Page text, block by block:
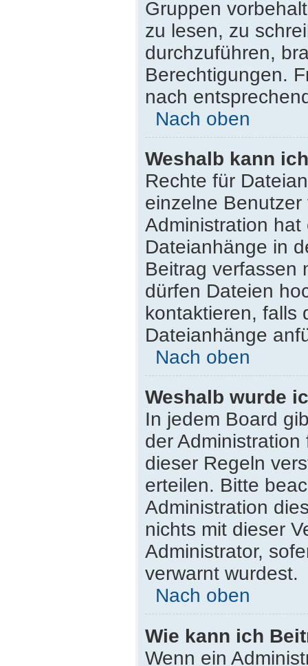
Gruppen
zu lesen, zu
durchzuführen,
Berechtigungen.
nach
Nach oben
Weshalb kann
Rechte für
einzelne
Administration
Dateianhänge in
Beitrag verfassen
dürfen Dateien
kontaktieren, falls
Dateianhänge
Nach oben
Weshalb wurde
In jedem Board
der
dieser Regeln
erteilen. Bitte
Administration
nichts mit dieser
Administrator,
verwarnt wurdest.
Nach oben
Wie kann ich
Wenn ein